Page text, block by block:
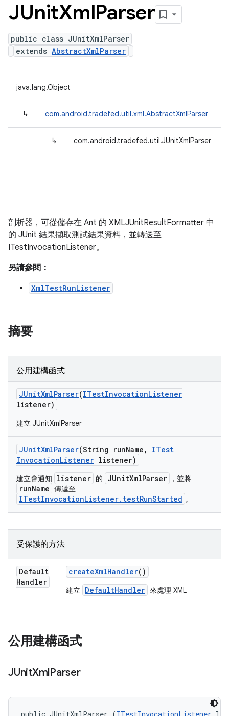
JUnitXmlParser
public class JUnitXmlParser
extends AbstractXmlParser
java.lang.Object
↳ com.android.tradefed.util.xml.AbstractXmlParser
↳ com.android.tradefed.util.JUnitXmlParser
剖析器，可從儲存在 Ant 的 XMLJUnitResultFormatter 中
的 JUnit 結果擷取測試結果資料，並轉送至
ITestInvocationListener。
另請參閱：
XmlTestRunListener
摘要
公用建構函式
JUnitXmlParser(ITestInvocationListener
listener)
建立 JUnitXmlParser
JUnitXmlParser(String runName ,
ITest
InvocationListener listener)
建立會通知 listener 的 JUnitXmlParser ，並將
runName 傳遞至
ITestInvocationListener.testRunStarted 。
受保護的方法
Default
Handler
createXmlHandler()
建立 DefaultHandler 來處理 XML
公用建構函式
JUnitXmlParser